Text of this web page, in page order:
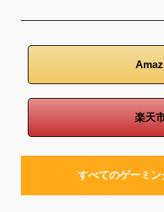
楽天
すべてのゲーミ